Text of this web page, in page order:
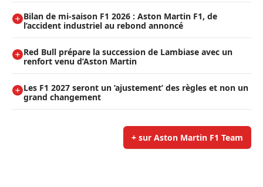
Bilan de mi-saison F1 2026 : Aston Martin F1, de
l’accident industriel au rebond annoncé
Red Bull prépare la succession de Lambiase avec un
renfort venu d’Aston Martin
Les F1 2027 seront un ’ajustement’ des règles et non un
grand changement
+ sur Aston Martin F1 Team